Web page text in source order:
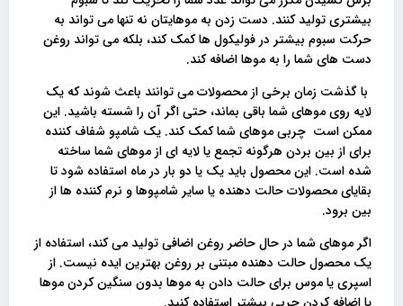
بیشتری تولید کنند. دست زدن به موهایتان نه تنها می تواند به
حرکت سبوم بیشتر در فولیکول ها کمک کند، بلکه می تواند روغن
دست های شما را به موها اضافه کند.
با گذشت زمان برخی از محصولات می توانند باعث شوند که یک
لایه روی موهای شما باقی بماند، حتی اگر آن را شسته باشید. این
ممکن است چربی موهای شما کمک کند. یک شامپو شفاف کننده
برای از بین بردن هرگونه تجمع یا لایه ای از موهای شما ساخته
شده است. این محصول باید یک یا دو بار در ماه استفاده شود تا
بقایای محصولات حالت دهنده یا سایر شامپوها و نرم کننده ها از
بین برود.
اگر موهای شما در حال حاضر روغن اضافی تولید می کند، استفاده از
یک محصول حالت دهنده مبتنی بر روغن بهترین ایده نیست. از
اسپری یا موس برای حالت دادن به موها بدون سنگین کردن موها
یا اضافه کردن چربی بیشتر استفاده کنید.